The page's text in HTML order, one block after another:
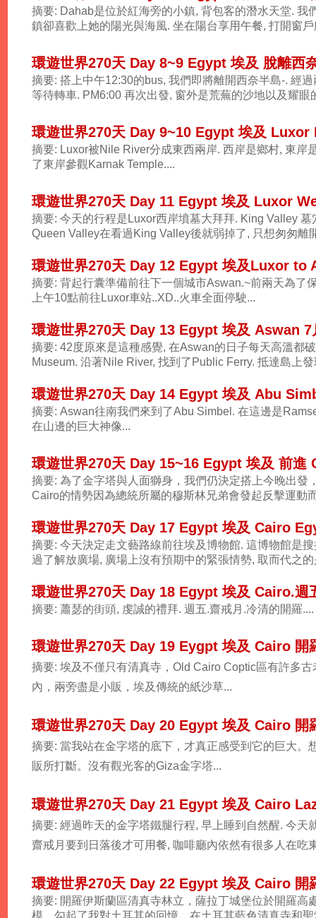
摘要: Dahab是位於紅海旁的小鎮, 背包客的潛水天堂. 我
鎮卻喜歡上她的陽光與海風. 坐在陽台享用午餐, 打開窗
環遊世界270天 Day 8~9 Egypt 埃及 脫離西
摘要: 搭上中午12:30的bus, 我們即將離開西奈半島-. 經
等待轉車. PM6:00 再次出發, 窗外是荒蕪的沙地以及耀
環遊世界270天 Day 9~10 Egypt 埃及 Luxor
摘要: Luxor被Nile River分成東西兩岸. 西岸是鄉村, 東岸
了東岸參觀Karnak Temple....
環遊世界270天 Day 11 Egypt 埃及 Luxor
摘要: 今天的行程是Luxor西岸墳墓大拜拜. King Valley
Queen Valley在看過King Valley後就弱掉了, 只想匆匆離
環遊世界270天 Day 12 Egypt 埃及Luxor to
摘要: 背起行囊準備前往下一個城市Aswan.~前兩天為了
上午10點前往Luxor車站..XD..火車全面停駛...
環遊世界270天 Day 13 Egypt 埃及 Aswan 7
摘要: 42度原來是這種感覺, 在Aswan的日子每天高溫都
Museum. 沿著Nile River, 找到了Public Ferry. 抵達島上
環遊世界270天 Day 14 Egypt 埃及 Abu
摘要: Aswan往南我們來到了Abu Simbel. 在這邊是
在山邊的巨大神像...
環遊世界270天 Day 15~16 Egypt 埃及 前進
摘要: 為了金字塔與人面獅身，我們仍決定搭上今晚出發
Cairo的情勢因為總統所屬的穆斯林兄弟會發起反擊運動
環遊世界270天 Day 17 Egypt 埃及 Cairo
摘要: 今天決定走文藝路線前往埃及博物館. 這博物館是
過了解放廣場, 廣場上沒有預期中的緊張情勢, 取而代之
環遊世界270天 Day 18 Egypt 埃及 Cairo.週
摘要: 蕭瑟的街頭, 虔誠的禮拜. 週五.齋戒月.冷清的開羅....
環遊世界270天 Day 19 Eygpt 埃及 Cairo 開
摘要: 埃及不僅只有清真寺，Old Cairo Coptic區有許多
內，兩旁盡是小販，埃及傳統的紙沙草...
環遊世界270天 Day 20 Egypt 埃及 Cairo 開
摘要: 當我站在金字塔的底下，才真正感受到它的巨大。
販所打斷。沒有觀光客的Giza金字塔...
環遊世界270天 Day 21 Egypt 埃及 Cairo
摘要: 經過昨天的金字塔鐵腿行程, 早上睡到自然醒. 今天
齋戒月要到日落後才可用餐, 咖啡廳內依然有很多人在吃
環遊世界270天 Day 22 Egypt 埃及 Cairo 開
摘要: 開羅伊斯蘭區清真寺林立，薩拉丁城堡位於開羅高
模，勾起了我對土耳其的回憶。在土耳其藍色清真寺和